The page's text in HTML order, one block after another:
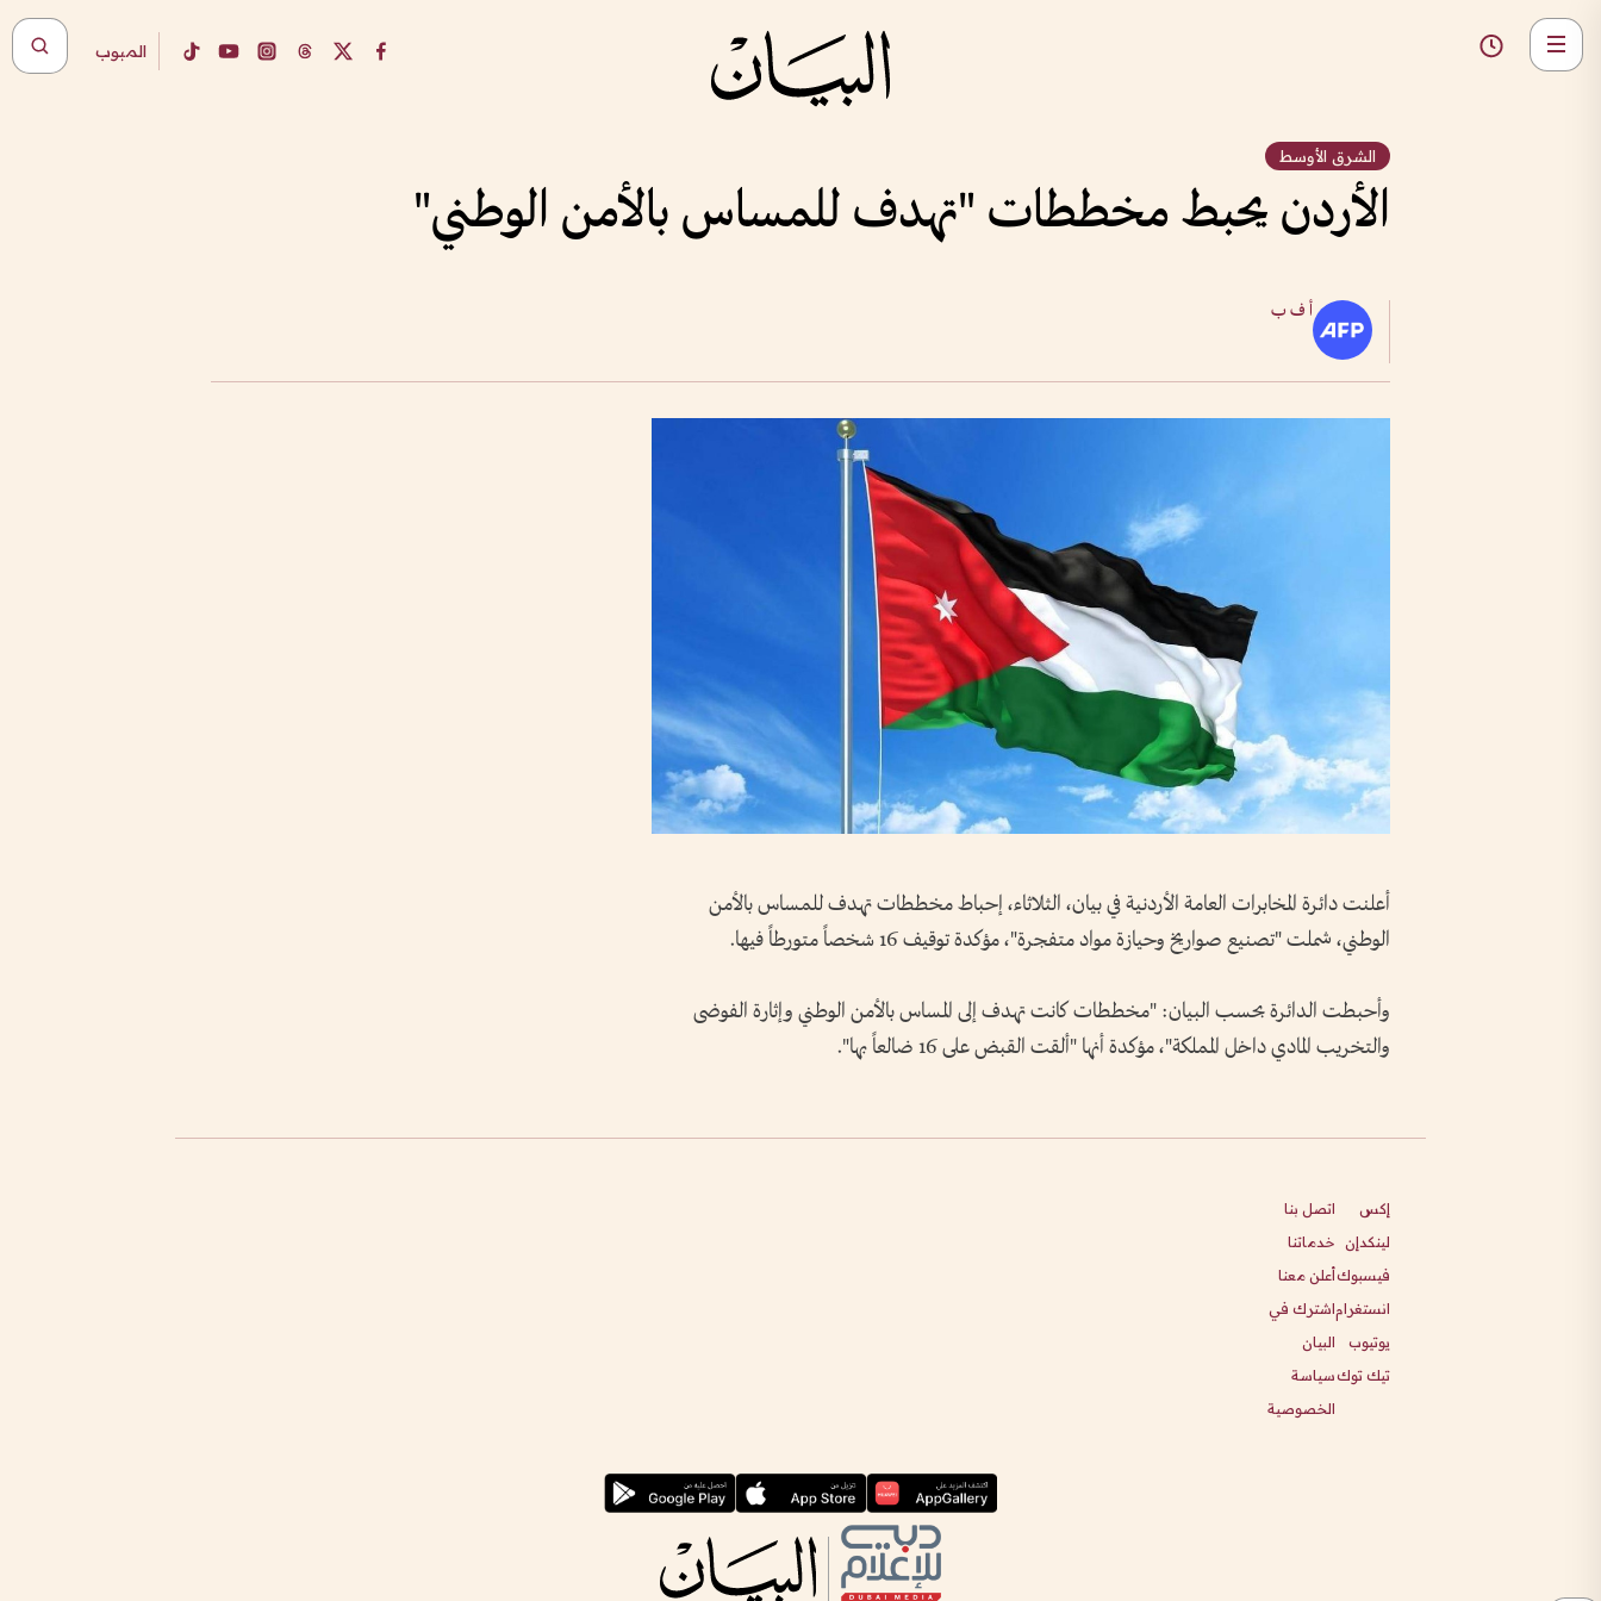
المبوب
الشرق الأوسط
الأردن يحبط مخططات "تهدف للمساس بالأمن الوطني"
أ ف ب
أعلنت دائرة المخابرات العامة الأردنية في بيان، الثلاثاء، إحباط مخططات تهدف للمساس بالأمن
الوطني، شملت "تصنيع صواريخ وحيازة مواد متفجرة"، مؤكدة توقيف 16 شخصاً متورطاً فيها.
وأحبطت الدائرة بحسب البيان: "مخططات كانت تهدف إلى المساس بالأمن الوطني وإثارة الفوضى
والتخريب المادي داخل المملكة"، مؤكدة أنها "ألقت القبض على 16 ضالعاً بها".
إكس
لينكدإن
فيسبوك
انستغرام
يوتيوب
تيك توك
اتصل بنا
خدماتنا
أعلن معنا
اشترك في
البيان
سياسة
الخصوصية